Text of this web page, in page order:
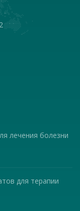
лечения болезни
для терапии